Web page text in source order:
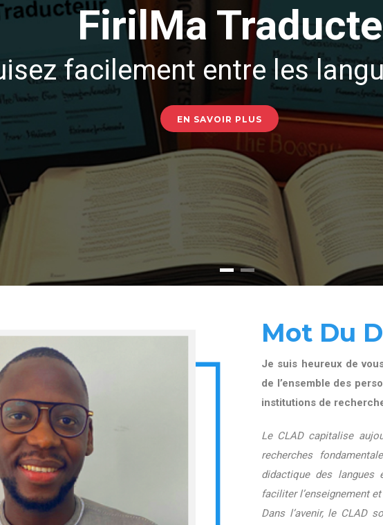
FirilMa
facilement entre les
EN SAVOIR PLUS
Mot Du
Je suis heureux de
de l’ensemble des
institutions de
Le CLAD capitalise
recherches
didactique des langues
faciliter l’enseignement
Dans l’avenir, le CLAD